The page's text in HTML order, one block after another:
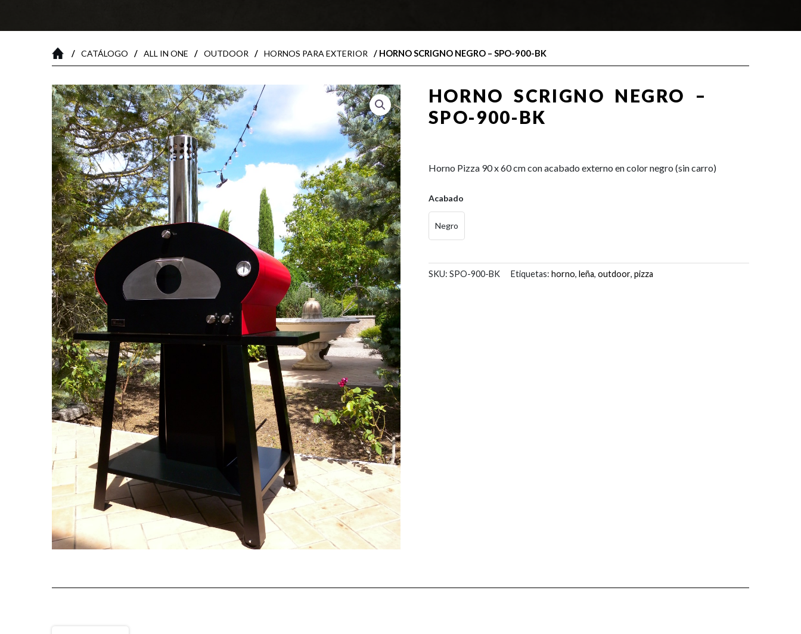
/ CATÁLOGO / ALL IN ONE / OUTDOOR / HORNOS PARA EXTERIOR / HORNO SCRIGNO NEGRO – SPO-900-BK
HORNO SCRIGNO NEGRO –
SPO-900-BK
Horno Pizza 90 x 60 cm con acabado externo en color negro (sin carro)
Acabado
Negro
SKU: SPO-900-BK Etiquetas: horno, leña, outdoor, pizza